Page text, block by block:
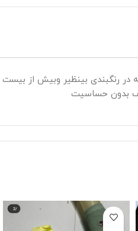
در رنگبندی بینظیر وبیش از بیست
بدون حساسیت